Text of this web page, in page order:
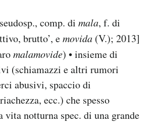
comp. di mala, f. di
brutto’, emovida (V.); 2013]
malamovide) • insieme di
(schiamazzi e altri rumori
abusivi, spaccio di
ecc.) che spesso
vita notturna spec. di una grande